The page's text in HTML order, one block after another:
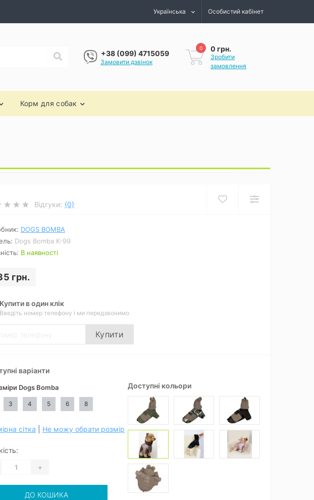
Українська Особистий кабінет
+38 (099) 4715059
Замовити дзвінок
0 0 грн.
Зробити
замовлення
Корм для собак
Відгуки: (0)
DOGS BOMBA
Dogs Bomba K-99
В наявності
грн.
Купити в один клік
Введіть номер телефону і ми передзвонимо
Купити
Доступні кольори
варіанти
Dogs Bomba
3 4 5 6 8
сітка Не можу обрати розмір
+
ДО КОШИКА